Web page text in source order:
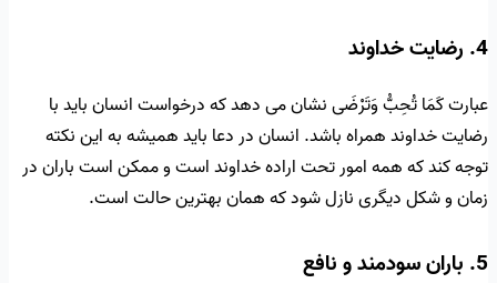
4. رضایت خداوند
عبارت كَمَا تُحِبُّ وَتَرْضَى نشان می دهد که درخواست انسان باید با
رضایت خداوند همراه باشد. انسان در دعا باید همیشه به این نکته
توجه کند که همه امور تحت اراده خداوند است و ممکن است باران در
زمان و شکل دیگری نازل شود که همان بهترین حالت است.
5. باران سودمند و نافع